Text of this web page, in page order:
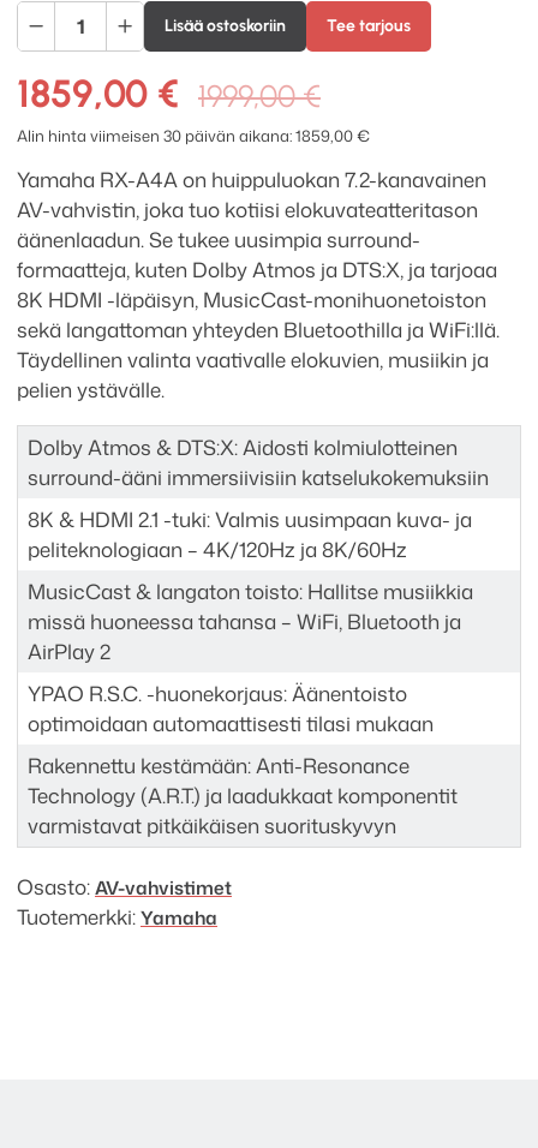
Yamaha
RX-
A4A
7.2
AV-
viritinvahvistin
määrä
Lisää ostoskoriin Tee tarjous
1999,00€
hinta
oli:
1999,00 €.
1859,00 €
Nykyinen
hinta
on:
1859,00 €.
Alin hinta viimeisen 30 päivän aikana:1859,00€
Yamaha RX-A4A on huippuluokan 7.2-kanavainen
AV-vahvistin, joka tuo kotiisi elokuvateatteritason
äänenlaadun. Se tukee uusimpia surround-
formaatteja, kuten Dolby Atmos ja DTS:X, ja tarjoaa
8K HDMI -läpäisyn, MusicCast-monihuonetoiston
sekä langattoman yhteyden Bluetoothilla ja WiFi:llä.
Täydellinen valinta vaativalle elokuvien, musiikin ja
pelien ystävälle.
Dolby Atmos & DTS:X: Aidosti kolmiulotteinen
surround-ääni immersiivisiin katselukokemuksiin
8K & HDMI 2.1 -tuki: Valmis uusimpaan kuva- ja
peliteknologiaan – 4K/120Hz ja 8K/60Hz
MusicCast & langaton toisto: Hallitse musiikkia
missä huoneessa tahansa – WiFi, Bluetooth ja
AirPlay 2
YPAO R.S.C. -huonekorjaus: Äänentoisto
optimoidaan automaattisesti tilasi mukaan
Rakennettu kestämään: Anti-Resonance
Technology (A.R.T.) ja laadukkaat komponentit
varmistavat pitkäikäisen suorituskyvyn
Osasto:AV-vahvistimet
Tuotemerkki:Yamaha